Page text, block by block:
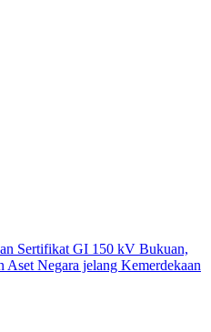
Sertifikat GI 150 kV Bukuan,
Negara jelang Kemerdekaan